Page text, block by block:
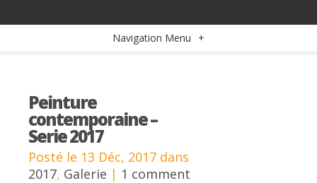
Navigation Menu +
Peinture
contemporaine –
Serie 2017
Posté le 13 Déc, 2017 dans
2017, Galerie | 1 comment